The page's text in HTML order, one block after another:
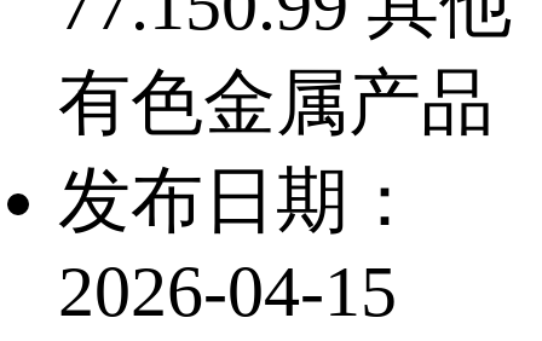
有色金属产品
发布日期：
2026-04-15